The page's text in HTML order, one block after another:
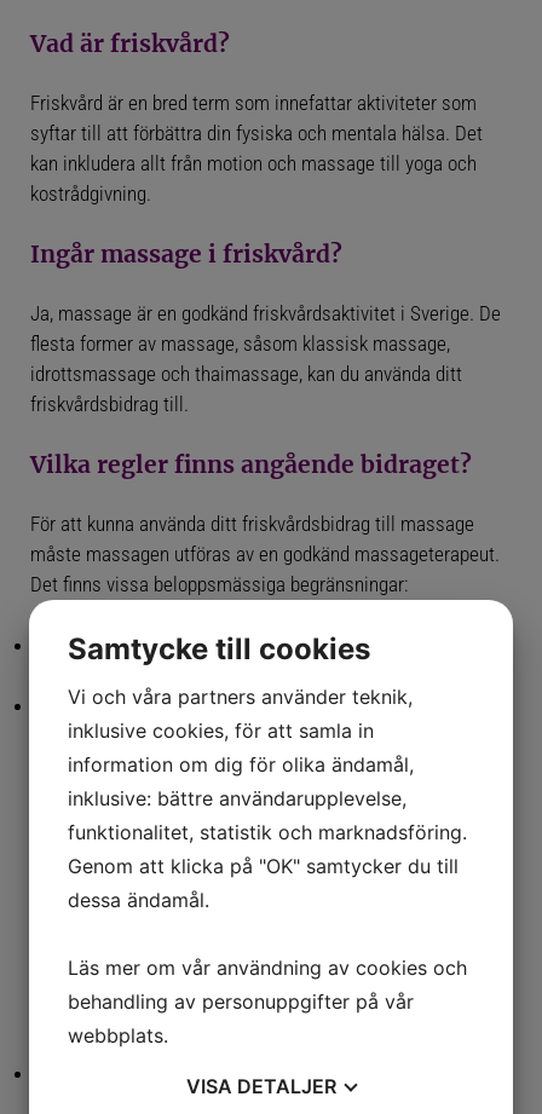
ABOUT FÖRETAGSMASSAGEN
BOOK A MASSAGE IN STOCKHOLM
BECOME A MEMBER AND GET MEMBER PRICES
OM OSS
NYHETER
ÖVNINGAR FÖR BRÖSTMUSKLERNA
ÖVNINGAR FÖR SÄTET OCH HÖFTERNA
KARRIÄR
FÖRETAGSMASSAGEN SÖKER PERSONAL
KARTA & KONTAKT
Vad är friskvård?
Friskvård är en bred term som innefattar aktiviteter som
syftar till att förbättra din fysiska och mentala hälsa. Det
kan inkludera allt från motion och massage till yoga och
kostrådgivning.
Ingår massage i friskvård?
Ja, massage är en godkänd friskvårdsaktivitet i Sverige. De
flesta former av massage, såsom klassisk massage,
idrottsmassage och thaimassage, kan du använda ditt
friskvårdsbidrag till.
Vilka regler finns angående bidraget?
För att kunna använda ditt friskvårdsbidrag till massage
måste massagen utföras av en godkänd massageterapeut.
Det finns vissa beloppsmässiga begränsningar:
Maximalt 5 000 kronor per år
Maximalt 1 000 kronor per tillfälle
Fördelar med massage som friskvård:
Samtycke till cookies
Vi och våra partners använder teknik,
inklusive cookies, för att samla in
information om dig för olika ändamål,
inklusive: bättre användarupplevelse,
funktionalitet, statistik och marknadsföring.
Genom att klicka på "OK" samtycker du till
dessa ändamål.
Läs mer om vår användning av cookies och
behandling av personuppgifter på vår
webbplats.
VISA DETALJER